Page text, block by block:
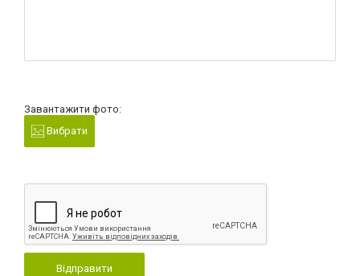
Завантажити фото:
Вибрати
Відправити